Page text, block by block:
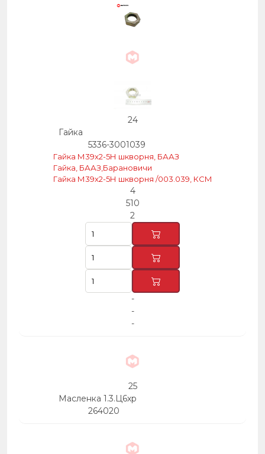
24
Гайка
5336-3001039
Гайка М39х2-5Н шкворня, БААЗ
Гайка, БААЗ,Барановичи
Гайка М39х2-5Н шкворня /003.039, КСМ
4
510
2
-
-
-
25
Масленка 1.3.Ц6хр
264020